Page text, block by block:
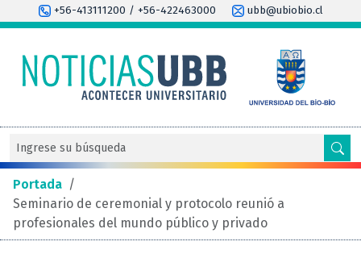
+56-413111200 / +56-422463000 ubb@ubiobio.cl
Portada /
Seminario de ceremonial y protocolo reunió a
profesionales del mundo público y privado